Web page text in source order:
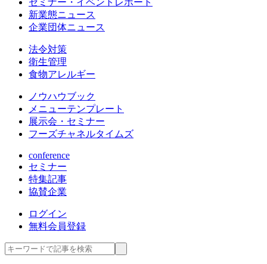
新業態ニュース
企業団体ニュース
法令対策
衛生管理
食物アレルギー
ノウハウブック
メニューテンプレート
展示会・セミナー
フーズチャネルタイムズ
conference
セミナー
特集記事
協賛企業
ログイン
無料会員登録